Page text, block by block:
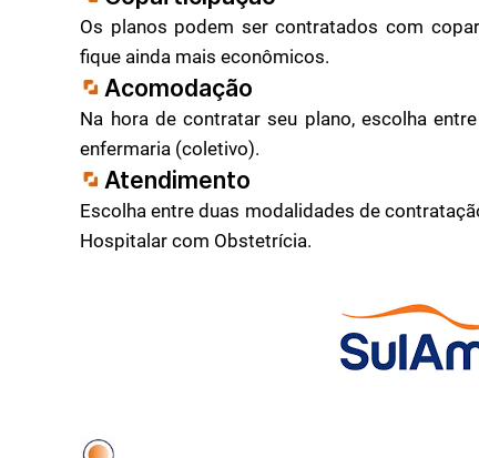
Os planos podem ser contratados com
fique ainda mais econômicos.
Acomodação
Na hora de contratar seu plano, escolha
enfermaria (coletivo).
Atendimento
Escolha entre duas modalidades de
Hospitalar com Obstetrícia.